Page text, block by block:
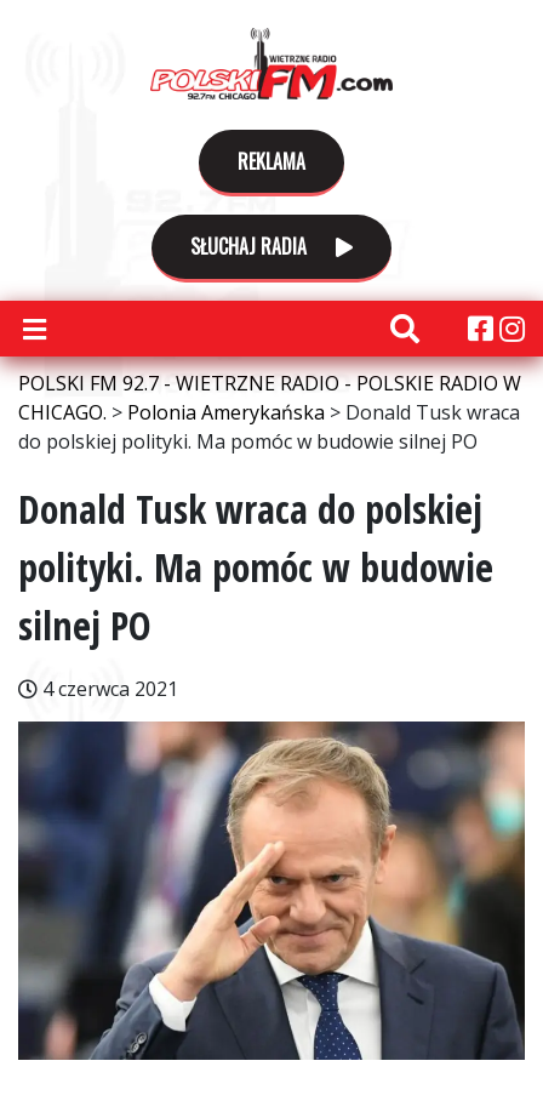
REKLAMA
SŁUCHAJ RADIA
POLSKI FM 92.7 - WIETRZNE RADIO - POLSKIE RADIO W
CHICAGO. > Polonia Amerykańska > Donald Tusk wraca
do polskiej polityki. Ma pomóc w budowie silnej PO
Donald Tusk wraca do polskiej
polityki. Ma pomóc w budowie
silnej PO
4 czerwca 2021